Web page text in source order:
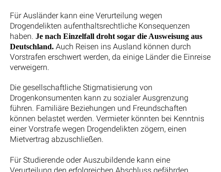
Für Ausländer kann eine Verurteilung wegen
Drogendelikten aufenthaltsrechtliche Konsequenzen
haben. Je nach Einzelfall droht sogar die Ausweisung aus
Deutschland. Auch Reisen ins Ausland können durch
Vorstrafen erschwert werden, da einige Länder die Einreise
verweigern.
Die gesellschaftliche Stigmatisierung von
Drogenkonsumenten kann zu sozialer Ausgrenzung
führen. Familiäre Beziehungen und Freundschaften
können belastet werden. Vermieter könnten bei Kenntnis
einer Vorstrafe wegen Drogendelikten zögern, einen
Mietvertrag abzuschließen.
Für Studierende oder Auszubildende kann eine